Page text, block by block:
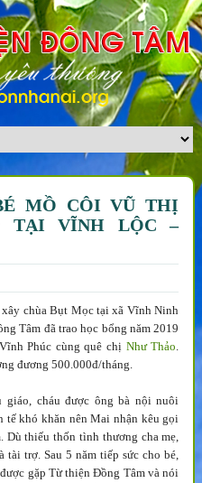
MỒ CÔI VŨ THỊ
TẠI VĨNH LỘC –
chùa Bụt Mọc tại xã Vĩnh Ninh
Tâm đã trao học bổng năm 2019
Phúc cùng quê chị Như Thảo.
đương 500.000đ/tháng.
cháu được ông bà nội nuôi
tế khó khăn nên Mai nhận kêu gọi
Dù thiếu thốn tình thương cha mẹ,
trợ. Sau 5 năm tiếp sức cho bé,
gặp Từ thiện Đồng Tâm và nói